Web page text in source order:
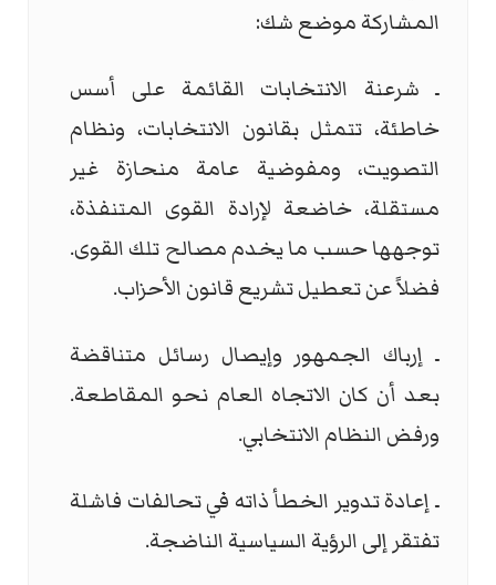
المشاركة موضع شك:
ـ شرعنة الانتخابات القائمة على أسس
خاطئة، تتمثل بقانون الانتخابات، ونظام
التصويت، ومفوضية عامة منحازة غير
مستقلة، خاضعة لإرادة القوى المتنفذة،
توجهها حسب ما يخدم مصالح تلك القوى.
فضلاً عن تعطيل تشريع قانون الأحزاب.
ـ إرباك الجمهور وإيصال رسائل متناقضة
بعد أن كان الاتجاه العام نحو المقاطعة.
ورفض النظام الانتخابي.
ـ إعادة تدوير الخطأ ذاته في تحالفات فاشلة
تفتقر إلى الرؤية السياسية الناضجة.